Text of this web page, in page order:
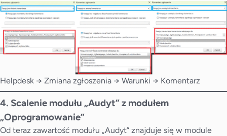
Helpdesk → Zmiana zgłoszenia → Warunki → Komentarz
4. Scalenie modułu „Audyt” z modułem
„Oprogramowanie”
Od teraz zawartość modułu „Audyt” znajduje się w module